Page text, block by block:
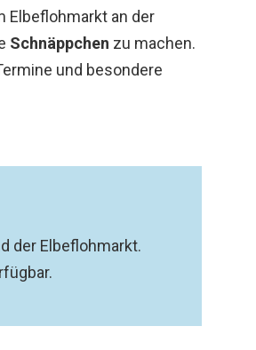
Elbeflohmarkt an der
Schnäppchen zu machen.
und besondere
der Elbeflohmarkt.